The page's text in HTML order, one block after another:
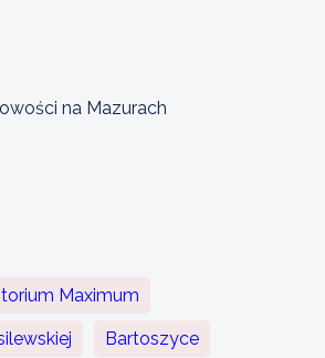
na Mazurach
Maximum
Bartoszyce